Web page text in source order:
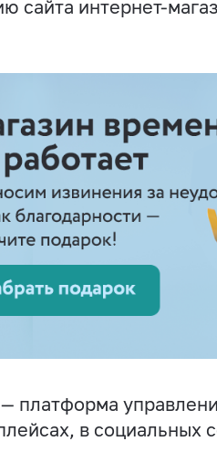
сайта интернет-
— платформа
в социальных